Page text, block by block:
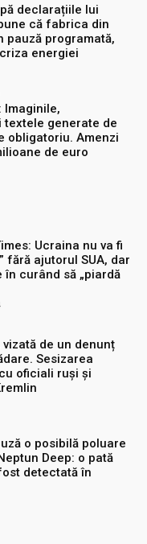
declarațiile lui
că fabrica din
pauză programată,
energiei
Imaginile,
generate de
obligatoriu. Amenzi
de euro
Ucraina nu va fi
fără ajutorul SUA, dar
curând să „piardă
vizată de un denunț
Sesizarea
oficiali ruși și
o posibilă poluare
Deep: o pată
detectată în